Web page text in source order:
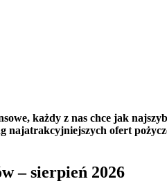
każdy z nas chce jak
najatrakcyjniejszych ofert
– sierpień 2026